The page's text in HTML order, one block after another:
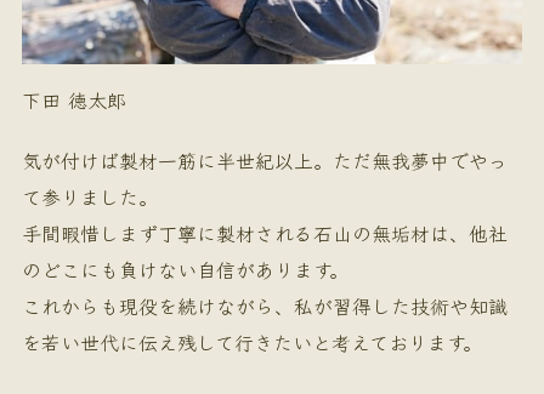
下田 徳太郎
気が付けば製材一筋に半世紀以上。ただ無我夢中でやっ
て参りました。
手間暇惜しまず丁寧に製材される石山の無垢材は、他社
のどこにも負けない自信があります。
これからも現役を続けながら、私が習得した技術や知識
を若い世代に伝え残して行きたいと考えております。